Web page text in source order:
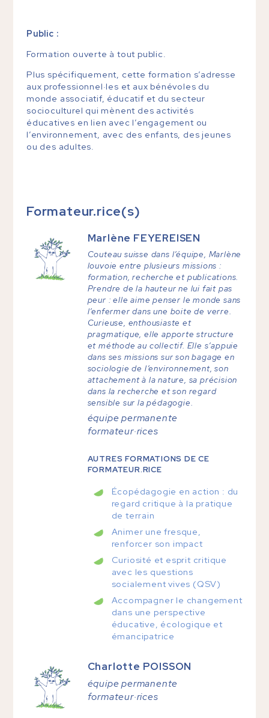
Public :
Formation ouverte à tout public.
Plus spécifiquement, cette formation s’adresse
aux professionnel·les et aux bénévoles du
monde associatif, éducatif et du secteur
socioculturel qui mènent des activités
éducatives en lien avec l’engagement ou
l’environnement, avec des enfants, des jeunes
ou des adultes.
Formateur.rice(s)
Marlène FEYEREISEN
Couteau suisse dans l’équipe, Marlène
louvoie entre plusieurs missions :
formation, recherche et publications.
Prendre de la hauteur ne lui fait pas
peur : elle aime penser le monde sans
l’enfermer dans une boite de verre.
Curieuse, enthousiaste et
pragmatique, elle apporte structure
et méthode au collectif. Elle s’appuie
dans ses missions sur son bagage en
sociologie de l’environnement, son
attachement à la nature, sa précision
dans la recherche et son regard
sensible sur la pédagogie.
équipe permanente
formateur·rices
AUTRES FORMATIONS DE CE
FORMATEUR.RICE
Écopédagogie en action : du
regard critique à la pratique
de terrain
Animer une fresque,
renforcer son impact
Curiosité et esprit critique
avec les questions
socialement vives (QSV)
Accompagner le changement
dans une perspective
éducative, écologique et
émancipatrice
Charlotte POISSON
équipe permanente
formateur·rices